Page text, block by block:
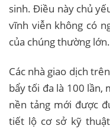
sinh. Điều này chủ
vĩnh viễn không có
của chúng thường lớn.
Các nhà giao dịch
bẩy tối đa là 100 lần,
nền tảng mới được
tiết lộ cơ sở kỹ